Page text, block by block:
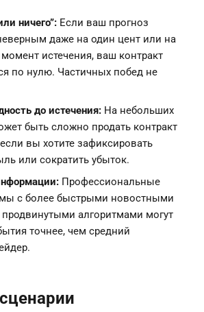
ничего”: Если ваш прогноз
даже на один цент или на
истечения, ваш контракт
по нулю. Частичных побед не
до истечения: На небольших
быть сложно продать контракт
вы хотите зафиксировать
или сократить убыток.
Профессиональные
с более быстрыми новостными
алгоритмами могут
точнее, чем средний